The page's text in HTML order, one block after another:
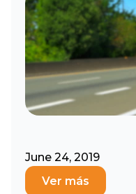
June 24, 2019
Ver más